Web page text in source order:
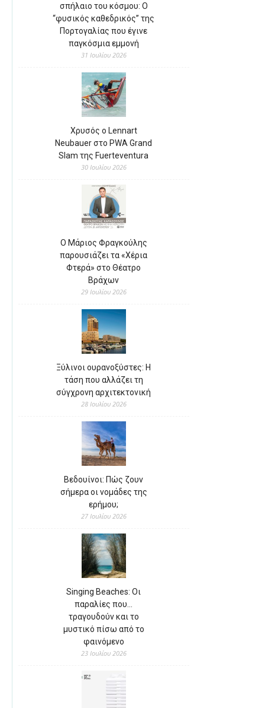
σπήλαιο του κόσμου: Ο
“φυσικός καθεδρικός” της
Πορτογαλίας που έγινε
παγκόσμια εμμονή
31 Ιουλίου 2026
Χρυσός ο Lennart
Neubauer στο PWA Grand
Slam της Fuerteventura
30 Ιουλίου 2026
Ο Μάριος Φραγκούλης
παρουσιάζει τα «Χέρια
Φτερά» στο Θέατρο
Βράχων
29 Ιουλίου 2026
Ξύλινοι ουρανοξύστες: Η
τάση που αλλάζει τη
σύγχρονη αρχιτεκτονική
28 Ιουλίου 2026
Βεδουίνοι: Πώς ζουν
σήμερα οι νομάδες της
ερήμου;
27 Ιουλίου 2026
Singing Beaches: Οι
παραλίες που…
τραγουδούν και το
μυστικό πίσω από το
φαινόμενο
23 Ιουλίου 2026